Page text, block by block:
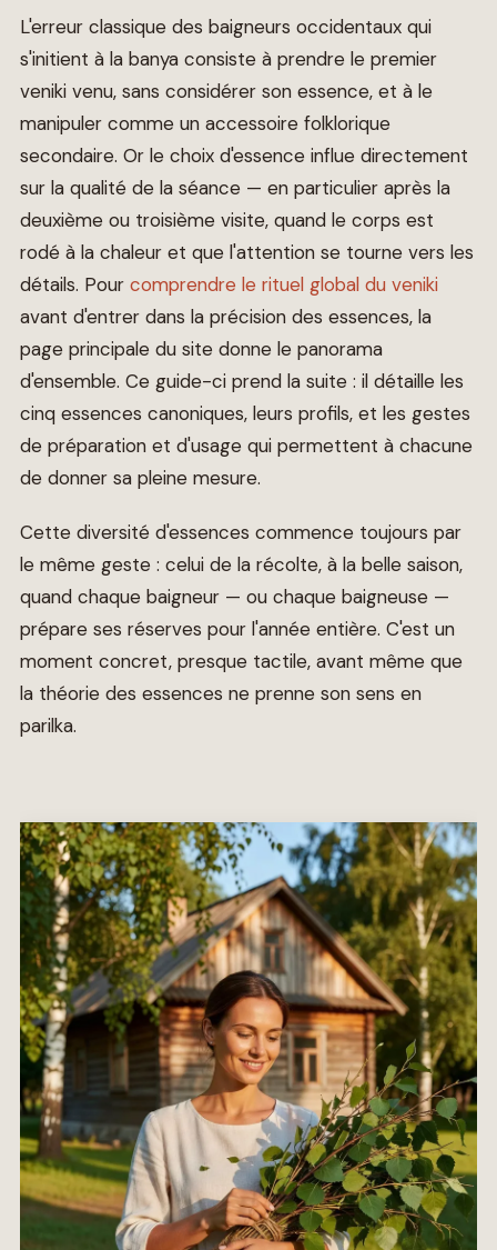
L'erreur classique des baigneurs occidentaux qui
s'initient à la banya consiste à prendre le premier
veniki venu, sans considérer son essence, et à le
manipuler comme un accessoire folklorique
secondaire. Or le choix d'essence influe directement
sur la qualité de la séance — en particulier après la
deuxième ou troisième visite, quand le corps est
rodé à la chaleur et que l'attention se tourne vers les
détails. Pour comprendre le rituel global du veniki
avant d'entrer dans la précision des essences, la
page principale du site donne le panorama
d'ensemble. Ce guide-ci prend la suite : il détaille les
cinq essences canoniques, leurs profils, et les gestes
de préparation et d'usage qui permettent à chacune
de donner sa pleine mesure.
Cette diversité d'essences commence toujours par
le même geste : celui de la récolte, à la belle saison,
quand chaque baigneur — ou chaque baigneuse —
prépare ses réserves pour l'année entière. C'est un
moment concret, presque tactile, avant même que
la théorie des essences ne prenne son sens en
parilka.